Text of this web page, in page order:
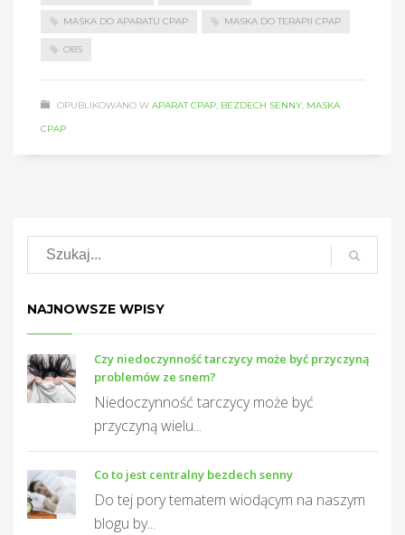
MASKA DO APARATU CPAP MASKA DO TERAPII CPAP
OBS
OPUBLIKOWANO W APARAT CPAP, BEZDECH SENNY, MASKA
CPAP
NAJNOWSZE WPISY
Czy niedoczynność tarczycy może być przyczyną
problemów ze snem?
Niedoczynność tarczycy może być
przyczyną wielu...
Co to jest centralny bezdech senny
Do tej pory tematem wiodącym na naszym
blogu by...